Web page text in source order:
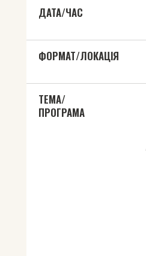
ДАТА/ЧАС
ФОРМАТ/ЛОКАЦІЯ
ТЕМА/
ПРОГРАМА